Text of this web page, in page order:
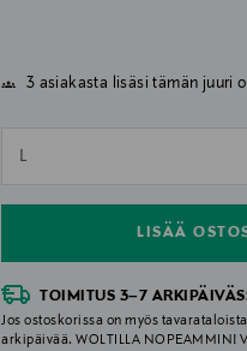
3 asiakasta lisäsi tämän juuri
L
LISÄÄ
TOIMITUS 3–7
Jos ostoskorissa on myös
arkipäivää. WOLTILLA NOPEAMMIN!